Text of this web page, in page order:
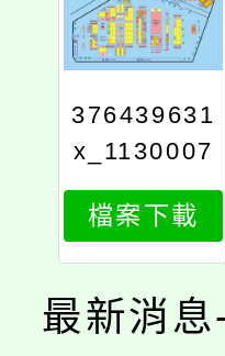
376439631
x_1130007
740_attach
2
檔案下載
最新消